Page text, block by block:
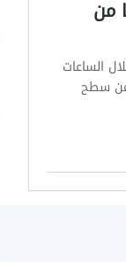
من
الساعات
من سطح